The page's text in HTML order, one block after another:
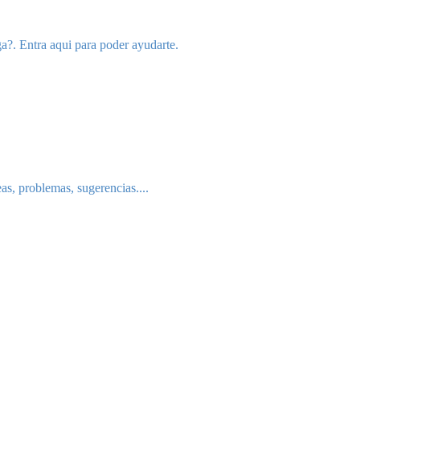
Entra aqui para poder ayudarte.
problemas, sugerencias....